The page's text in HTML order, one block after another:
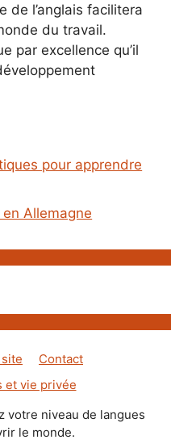
de l’anglais facilitera
du travail.
par excellence qu’il
pour apprendre
Allemagne
Contact
et vie privée
votre niveau de langues
le monde.